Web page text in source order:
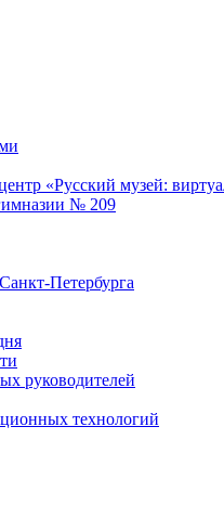
«Русский музей:
№ 209
Петербурга
руководителей
технологий